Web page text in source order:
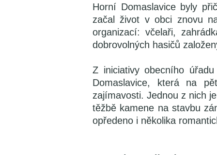
Horní Domaslavice byly
začal život v obci znovu
organizací: včelaři,
dobrovolných hasičů
Z iniciativy obecního
Domaslavice, která na
zajímavosti. Jednou z nich
těžbě kamene na stavbu
opředeno i několika